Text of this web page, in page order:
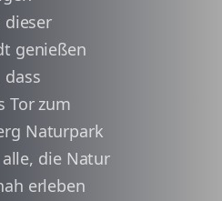
dieser
genießen
dass
Tor zum
Naturpark
die Natur
erleben